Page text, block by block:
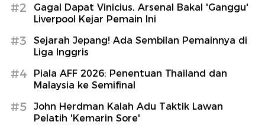
#2
Gagal Dapat Vinicius, Arsenal Bakal 'Ganggu'
Liverpool Kejar Pemain Ini
#3
Sejarah Jepang! Ada Sembilan Pemainnya di
Liga Inggris
#4
Piala AFF 2026: Penentuan Thailand dan
Malaysia ke Semifinal
#5
John Herdman Kalah Adu Taktik Lawan
Pelatih 'Kemarin Sore'